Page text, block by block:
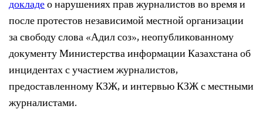
докладео нарушениях прав журналистов во время и
после протестов независимой местной организации
за свободу слова «Адил соз», неопубликованному
документу Министерства информации Казахстана об
инцидентах с участием журналистов,
предоставленному КЗЖ, и интервью КЗЖ с местными
журналистами.